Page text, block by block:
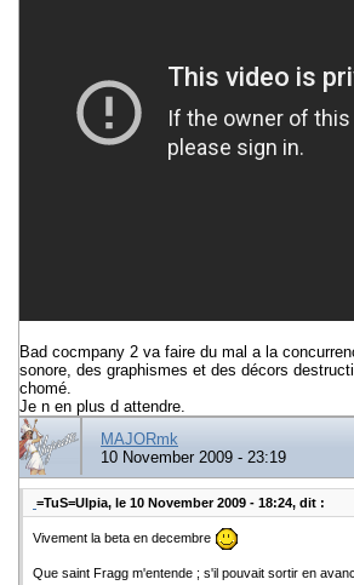
Bad cocmpany 2 va faire du mal a la
sonore, des graphismes et des décors
chomé.
Je n en plus d attendre.
MAJORmk
10 November 2009 - 23:19
=TuS=Ulpia, le 10 November 2009 - 18:24, dit :
Vivement la beta en decembre
Que saint Fragg m'entende ; s'il pouvait sortir en